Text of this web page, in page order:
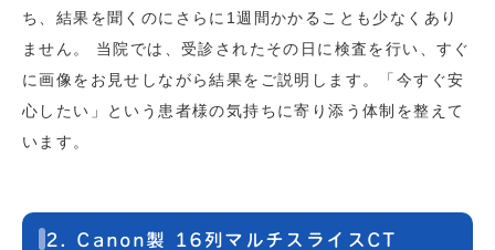
ち、結果を聞くのにさらに1週間かかることも少なくあり
ません。 当院では、受診されたその日に検査を行い、すぐ
に画像をお見せしながら結果をご説明します。「今すぐ安
心したい」という患者様の気持ちに寄り添う体制を整えて
います。
2. Canon製 16列マルチスライスCT